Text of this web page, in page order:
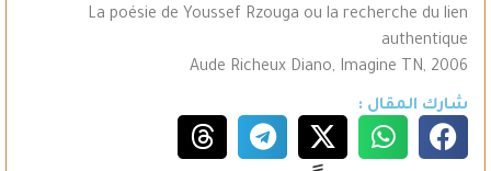
La poésie de Youssef Rzouga ou la recherche du lien
authentique
Aude Richeux Diano, Imagine TN, 2006
شارك المقال :